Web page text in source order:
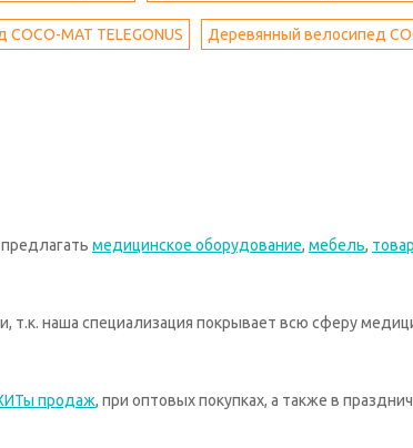
MAT TELEGONUS Деревянный велосипед
медицинское оборудование, мебель,
наша специализация покрывает всю сферу
продаж, при оптовых покупках, а также в